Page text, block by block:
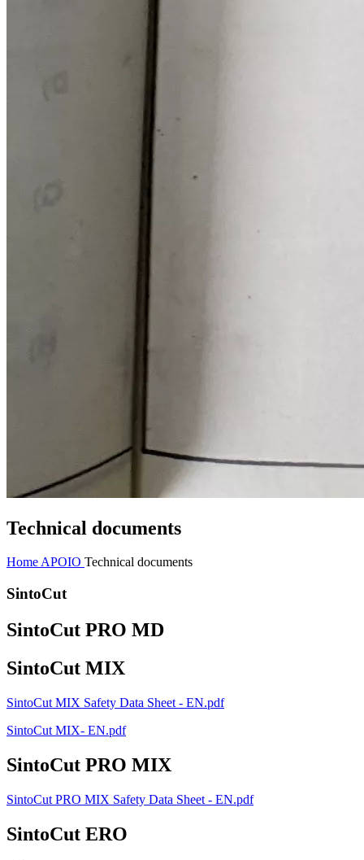
Technical documents
HomeAPOIO Technical documents
SintoCut
SintoCut PRO MD
SintoCut MIX
SintoCut MIX Safety Data Sheet - EN.pdf
SintoCut MIX- EN.pdf
SintoCut PRO MIX
SintoCut PRO MIX Safety Data Sheet - EN.pdf
SintoCut ERO